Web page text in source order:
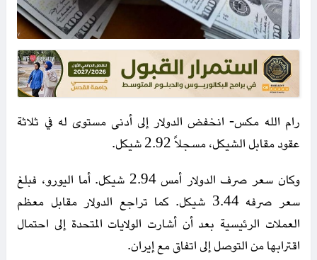
رام الله مكس- انخفض الدولار إلى أدنى مستوى له في ثلاثة
عقود مقابل الشيكل، مسجلاً 2.92 شيكل.
وكان سعر صرف الدولار أمس 2.94 شيكل. أما اليورو، فبلغ
سعر صرفه 3.44 شيكل. كما تراجع الدولار مقابل معظم
العملات الرئيسية بعد أن أشارت الولايات المتحدة إلى احتمال
اقترابها من التوصل إلى اتفاق مع إيران.